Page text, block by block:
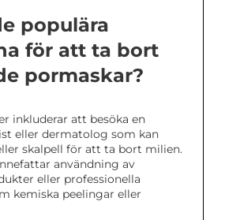
populära
för att ta bort
pormaskar?
inkluderar att besöka en
eller dermatolog som kan
skalpell för att ta bort milien.
användning av
eller professionella
kemiska peelingar eller